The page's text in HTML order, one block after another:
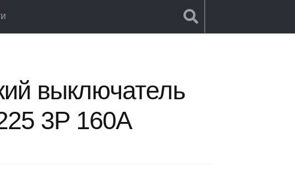
выключатель Xpower AM1-225 3P 160A
выключатель
3P 160A